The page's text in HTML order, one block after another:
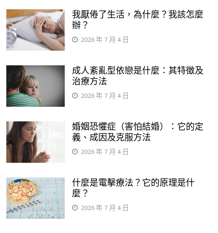
我厭倦了生活，為什麼？我該怎麼
辦？
2026 年 7 月 4 日
成人紊亂型依戀是什麼：其特徵及
治療方法
2026 年 7 月 4 日
婚姻恐懼症（害怕結婚）：它的定
義、成因及克服方法
2026 年 7 月 4 日
什麼是電擊療法？它的原理是什
麼？
2026 年 7 月 4 日